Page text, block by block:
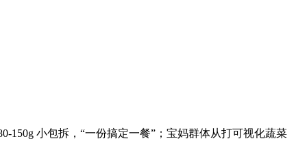
小包拆，“一份搞定一餐”；宝妈群体从打可视化蔬菜